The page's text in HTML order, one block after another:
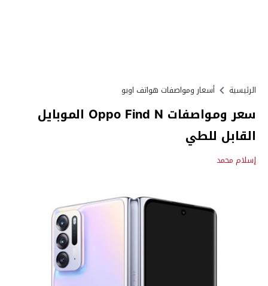
الرئيسية أسعار ومواصفات هواتف اوبو
سعر ومواصفات Oppo Find N الموبايل
القابل للطي
إسلام محمد